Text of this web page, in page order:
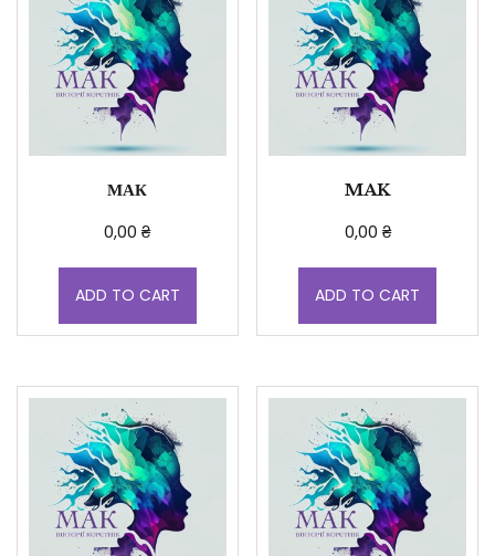
МАК
0,00₴
ADD TO CART
MAK
0,00 ₴
ADD TO CART